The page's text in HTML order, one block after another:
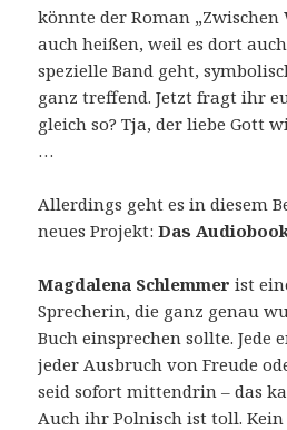
könnte der Roman „Zwischen
auch heißen, weil es dort
spezielle Band geht,
ganz treffend. Jetzt fragt ihr
gleich so? Tja, der liebe Gott
…
Allerdings geht es in diesem
neues Projekt:Das
Magdalena Schlemmerist
Sprecherin, die ganz genau
Buch einsprechen sollte. Jede
jeder Ausbruch von Freude
seid sofort mittendrin – das
Auch ihr Polnisch ist toll. Kein